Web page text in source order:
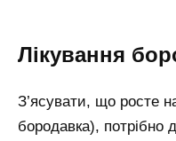
Лікування
З’ясувати, що росте
бородавка), потрібно